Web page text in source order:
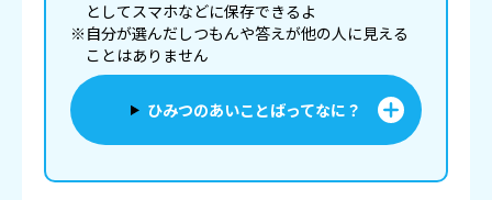
としてスマホなどに保存できるよ
※自分が選んだしつもんや答えが他の人に見える
ことはありません
ひみつのあいことばってなに？